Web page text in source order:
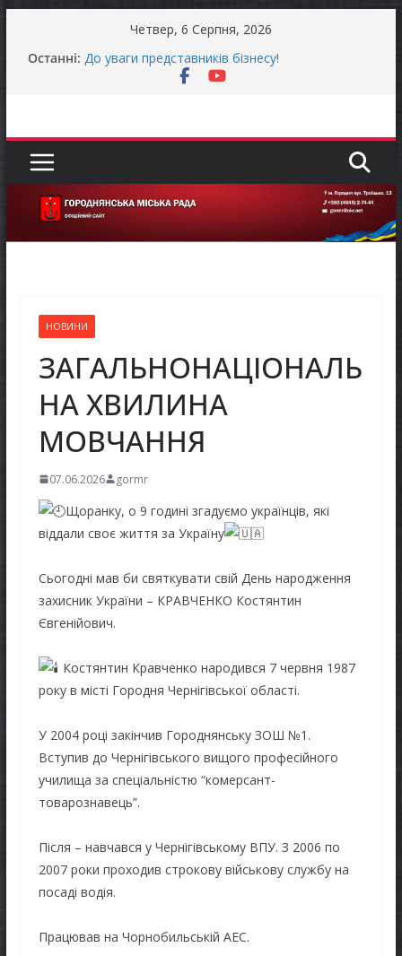
Четвер, 6 Серпня, 2026
Останні: До уваги представників бізнесу!
Продовжується реалізація програми «Діалог
щодо яких прийнято рішення про обов’язкову
Останніми днями погода випробовує жителів
громади справжньою літньою спекою
Оголошення про прийом документів для
присудження Премії Кабінету Міністрів України
НОВИНИ
ЗАГАЛЬНОНАЦІОНАЛЬ
НА ХВИЛИНА
МОВЧАННЯ
07.06.2026 gormr
Щоранку, о 9 годині згадуємо українців, які
віддали своє життя за Україну
Сьогодні мав би святкувати свій День народження
захисник України – КРАВЧЕНКО Костянтин
Євгенійович.
Костянтин Кравченко народився 7 червня 1987
року в місті Городня Чернігівської області.
У 2004 році закінчив Городнянську ЗОШ №1.
Вступив до Чернігівського вищого професійного
училища за спеціальністю “комерсант-
товарознавець”.
Після – навчався у Чернігівському ВПУ. З 2006 по
2007 роки проходив строкову військову службу на
посаді водія.
Працював на Чорнобильській АЕС.